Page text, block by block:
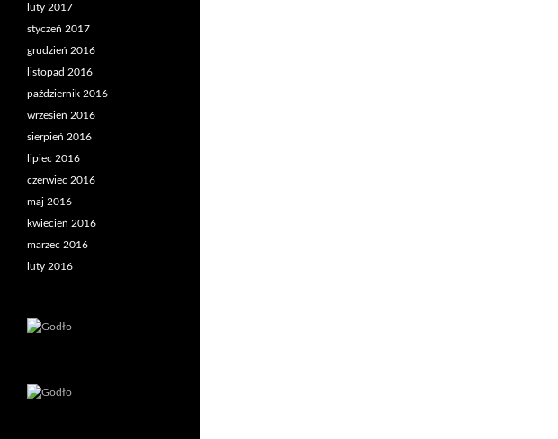
luty 2017
styczeń 2017
grudzień 2016
listopad 2016
październik 2016
wrzesień 2016
sierpień 2016
lipiec 2016
czerwiec 2016
maj 2016
kwiecień 2016
marzec 2016
luty 2016